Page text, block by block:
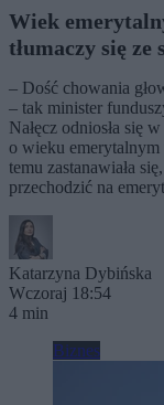
Wiek
tłumaczy się ze
– Dość chowania
– tak minister
Nałęcz odniosła się
o wieku
temu zastanawiała
przechodzić na
Katarzyna Dybińska
Wczoraj 18:54
4 min
Biznes